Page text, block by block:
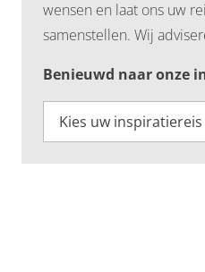
wensen en laat ons uw
samenstellen. Wij
Benieuwd naar onze